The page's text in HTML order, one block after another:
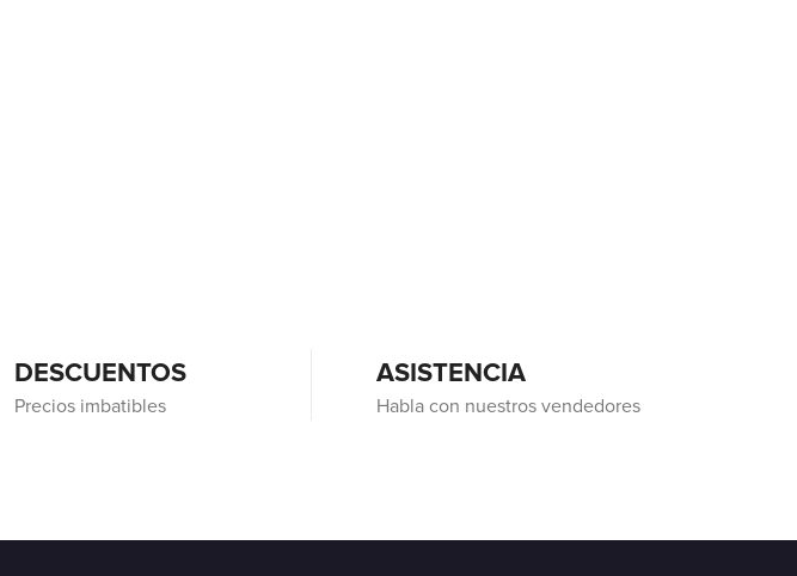
DESCUENTOS
Precios imbatibles
ASISTENCIA
Habla con nuestros vendedores